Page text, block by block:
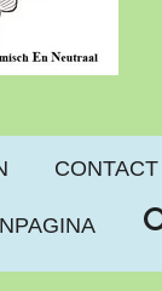
CONTACT